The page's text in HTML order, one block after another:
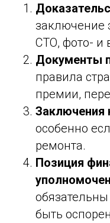
заключение
СТО, фото- и
Документы
правила
премии,
Заключения
особенно
ремонта.
Позиция
быть